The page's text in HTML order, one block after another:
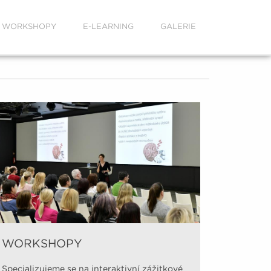
WORKSHOPY E-LEARNING GALERIE
WORKSHOPY
Specializujeme se na interaktivní zážitkové